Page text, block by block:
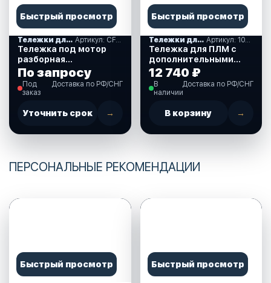
Быстрый просмотр
Тележки для транспортировки моторов
Тележка под мотор
разборная
(CFBPM013B) (310258)
По запросу
Под
заказ
Доставка по РФ/СНГ
Уточнить срок →
Быстрый просмотр
Тележки для транспортировки моторов Артикул: 10269383
Тележка для ПЛМ с
дополнительными
колесами (10269383)
12 740 ₽
В
наличии
Доставка по РФ/СНГ
В корзину →
ПЕРСОНАЛЬНЫЕ РЕКОМЕНДАЦИИ
Быстрый просмотр Быстрый просмотр